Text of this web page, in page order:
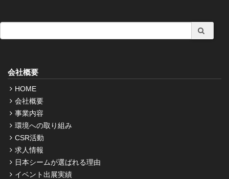
会社概要
HOME
会社概要
事業内容
環境への取り組み
CSR活動
求人情報
日本シームが選ばれる理由
イベント出展実績